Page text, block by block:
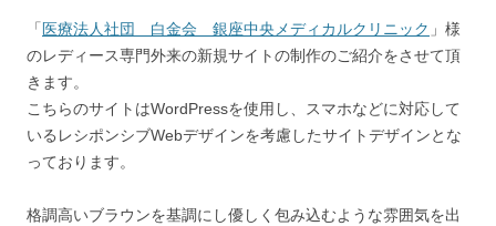
「 医療法人社団 白金会 銀座中央メディカルクリニック 」様
のレディース専門外来の新規サイトの制作のご紹介をさせて頂
きます。
こちらのサイトはWordPressを使用し、スマホなどに対応して
いるレシポンシブWebデザインを考慮したサイトデザインとな
っております。
格調高いブラウンを基調にし優しく包み込むような雰囲気を出